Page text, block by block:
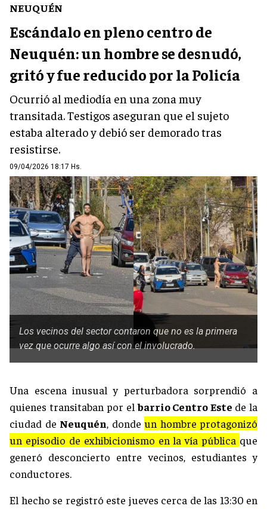
NEUQUÉN
Escándalo en pleno centro de
Neuquén: un hombre se desnudó,
gritó y fue reducido por la Policía
Ocurrió al mediodía en una zona muy
transitada. Testigos aseguran que el sujeto
estaba alterado y debió ser demorado tras
resistirse.
09/04/2026 18:17 Hs.
Los vecinos del sector contaron que no es la primera
vez que ocurre algo así con el involucrado.
Una escena inusual y perturbadora sorprendió a
quienes transitaban por elbarrio Centro Este de la
ciudad de Neuquén, donde un hombre protagonizó
un episodio de exhibicionismo en la vía pública que
generó desconcierto entre vecinos, estudiantes y
conductores.
El hecho se registró este jueves cerca de las 13:30 en